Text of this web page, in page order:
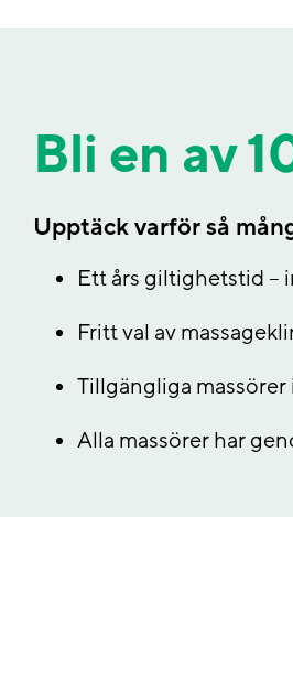
Bli en av
Upptäck varför så
Ett års giltighetstid –
Fritt val av
Tillgängliga massörer
Alla massörer har